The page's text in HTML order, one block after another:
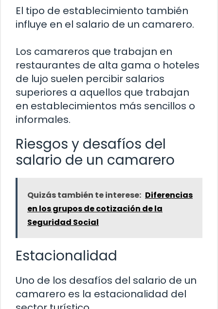
El tipo de establecimiento también
influye en el salario de un camarero.
Los camareros que trabajan en
restaurantes de alta gama o hoteles
de lujo suelen percibir salarios
superiores a aquellos que trabajan
en establecimientos más sencillos o
informales.
Riesgos y desafíos del
salario de un camarero
Quizás también te interese: Diferencias
en los grupos de cotización de la
Seguridad Social
Estacionalidad
Uno de los desafíos del salario de un
camarero es la estacionalidad del